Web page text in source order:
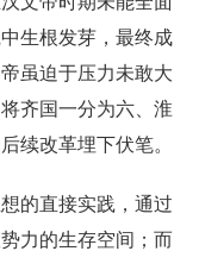
生根发芽，最终成
虽迫于压力未敢大
齐国一分为六、淮
续改革埋下伏笔。
的直接实践，通过
力的生存空间；而